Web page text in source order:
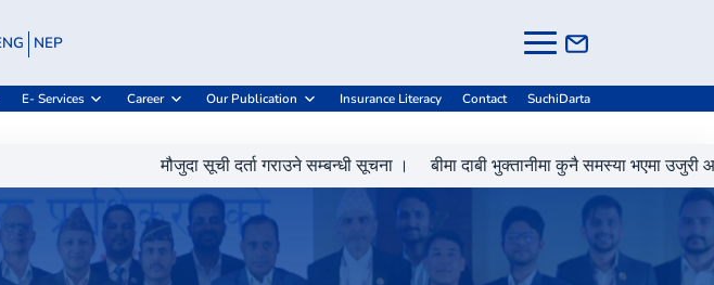
NEP
E- Services Career Our Publication Insurance Literacy Contact SuchiDarta
मौजुदा सूची दर्ता गराउने सम्बन्धी सूचना । बीमा दाबी भुक्तानीमा कुनै समस्या भएमा उजुरी